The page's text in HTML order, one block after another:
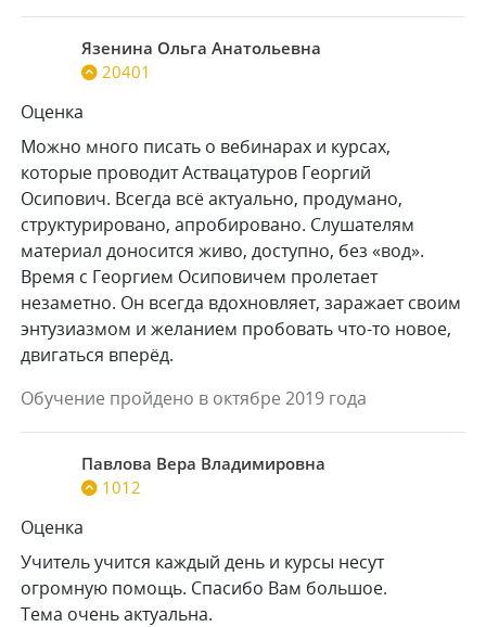
Язенина Ольга Анатольевна
20401
Оценка
Можно много писать о вебинарах и курсах,
которые проводит Аствацатуров Георгий
Осипович. Всегда всё актуально, продумано,
структурировано, апробировано. Слушателям
материал доносится живо, доступно, без «вод».
Время с Георгием Осиповичем пролетает
незаметно. Он всегда вдохновляет, заражает своим
энтузиазмом и желанием пробовать что-то новое,
двигаться вперёд.
Обучение пройдено в октябре 2019 года
Павлова Вера Владимировна
1012
Оценка
Учитель учится каждый день и курсы несут
огромную помощь. Спасибо Вам большое.
Тема очень актуальна.